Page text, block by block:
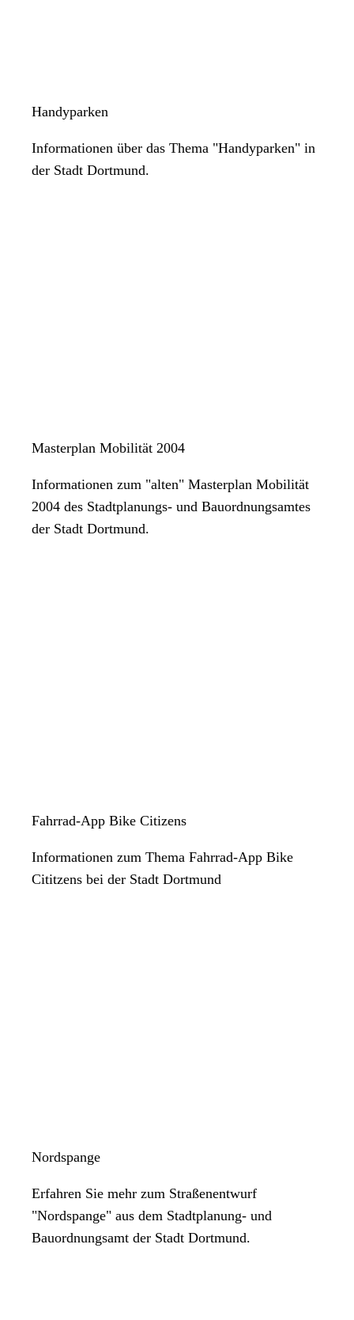
Handyparken
Informationen über das Thema "Handyparken" in
der Stadt Dortmund.
Masterplan Mobilität 2004
Informationen zum "alten" Masterplan Mobilität
2004 des Stadtplanungs- und Bauordnungsamtes
der Stadt Dortmund.
Fahrrad-App Bike Citizens
Informationen zum Thema Fahrrad-App Bike
Cititzens bei der Stadt Dortmund
Nordspange
Erfahren Sie mehr zum Straßenentwurf
"Nordspange" aus dem Stadtplanung- und
Bauordnungsamt der Stadt Dortmund.